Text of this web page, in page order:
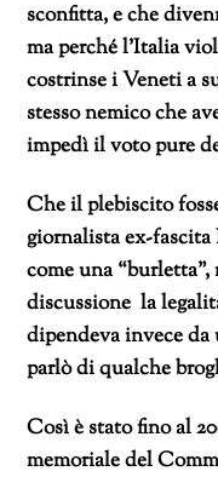
sconfitta, e che
ma perché l’Italia
costrinse i Veneti a
stesso nemico che
impedì il voto pure
Che il plebiscito
giornalista ex-
come una
discussione la
dipendeva invece
parlò di qualche
Così è stato fino al
memoriale del